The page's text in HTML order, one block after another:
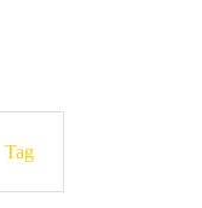
Tag